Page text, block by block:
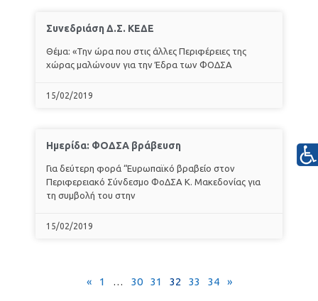
Συνεδριάση Δ.Σ. ΚΕΔΕ
Θέμα: «Την ώρα που στις άλλες Περιφέρειες της
χώρας μαλώνουν για την Έδρα των ΦΟΔΣΑ
15/02/2019
Ημερίδα: ΦΟΔΣΑ βράβευση
Για δεύτερη φορά “Ευρωπαϊκό βραβείο στον
Περιφερειακό Σύνδεσμο ΦοΔΣΑ Κ. Μακεδονίας για
τη συμβολή του στην
15/02/2019
« 1 … 30 31 32 33 34 »